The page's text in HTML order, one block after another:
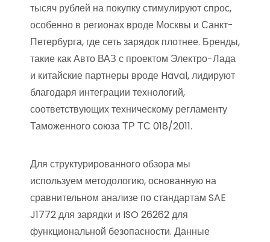
тысяч рублей на покупку стимулируют спрос,
особенно в регионах вроде Москвы и Санкт-
Петербурга, где сеть зарядок плотнее. Бренды,
такие как Авто ВАЗ с проектом Электро-Лада
и китайские партнеры вроде Haval, лидируют
благодаря интеграции технологий,
соответствующих техническому регламенту
Таможенного союза ТР ТС 018/2011.
Для структурированного обзора мы
используем методологию, основанную на
сравнительном анализе по стандартам SAE
J1772 для зарядки и ISO 26262 для
функциональной безопасности. Данные